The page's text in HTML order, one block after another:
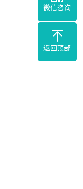
微信咨询
返回顶部